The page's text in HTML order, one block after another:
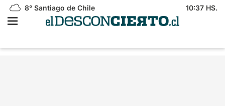
8° Santiago de Chile 10:37 HS.